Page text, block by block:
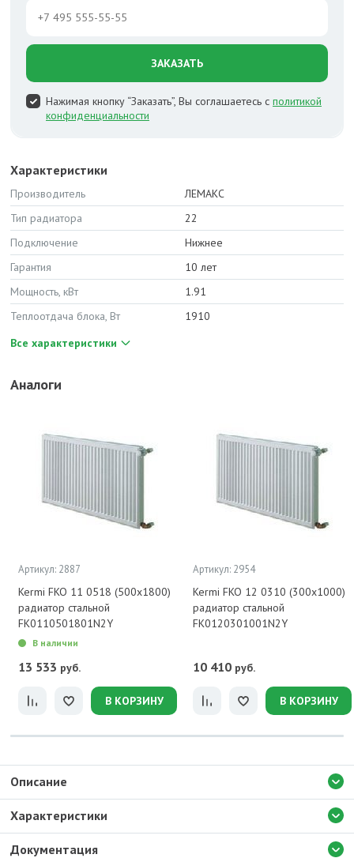
ЗАКАЗАТЬ
Нажимая кнопку “Заказать”, Вы соглашаетесь с политикой
конфиденциальности
Характеристики
Производитель
ЛЕМАКС
Тип радиатора
22
Подключение
Нижнее
Гарантия
10 лет
Мощность, кВт
1.91
Теплоотдача блока, Вт
1910
Все характеристики
Аналоги
Артикул: 2887
Kermi FKO 11 0518 (500x1800)
радиатор стальной
FK0110501801N2Y
В наличии
13 533 руб.
В КОРЗИНУ
Артикул: 2954
Kermi FKO 12 0310 (300x1000)
радиатор стальной
FK0120301001N2Y
10 410 руб.
В КОРЗИНУ
Описание
Характеристики
Документация